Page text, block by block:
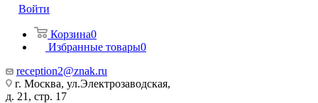
Войти
Корзина0
Избранные товары0
reception2@znak.ru
г. Москва, ул.Электрозаводская,
д. 21, стр. 17